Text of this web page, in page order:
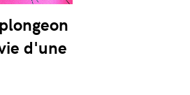
d'une